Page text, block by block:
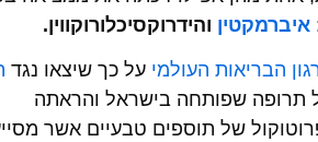
איברמקטין והידרוקסיכלורוקווין.
הבריאות העולמי על כך שיצאו נגד
תרופה שפותחה בישראל והראתה
של תוספים טבעיים אשר